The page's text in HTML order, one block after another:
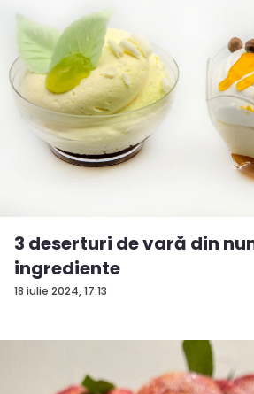
18 iulie 2024, 17:13
3 deserturi de vară din
ingrediente